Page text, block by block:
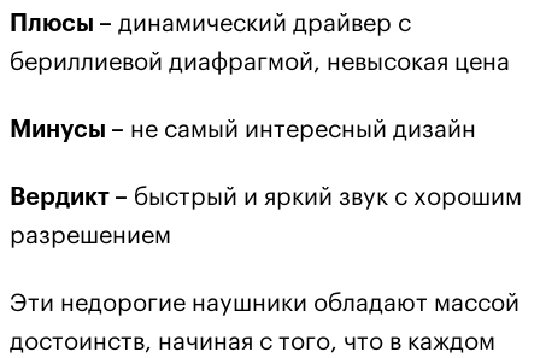
Плюсы – динамический драйвер с
бериллиевой диафрагмой, невысокая цена
Минусы – не самый интересный дизайн
Вердикт – быстрый и яркий звук с хорошим
разрешением
Эти недорогие наушники обладают массой
достоинств, начиная с того, что в каждом